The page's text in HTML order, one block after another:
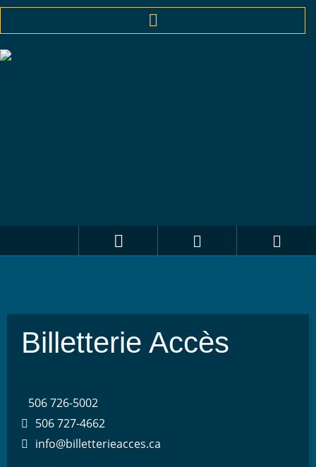
Billetterie Accès
506 726-5002
506 727-4662
info@billetterieacces.ca